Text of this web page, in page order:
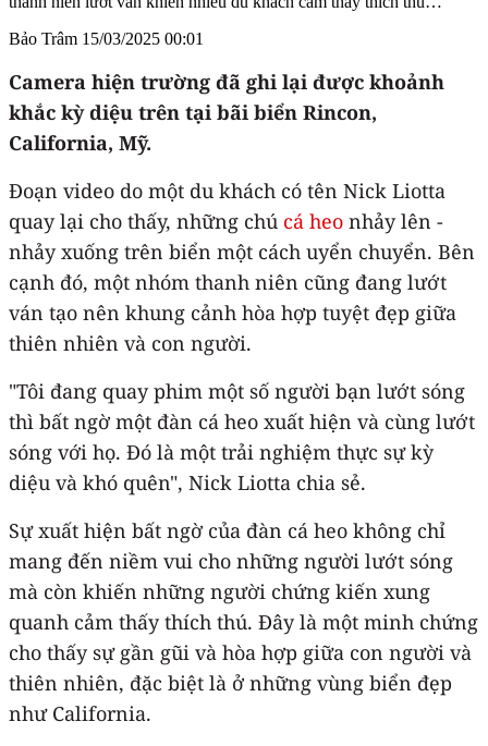
Bảo Trâm 15/03/2025 00:01
Camera hiện trường đã ghi lại được khoảnh
khắc kỳ diệu trên tại bãi biển Rincon,
California, Mỹ.
Đoạn video do một du khách có tên Nick Liotta
quay lại cho thấy, những chú cá heo nhảy lên -
nhảy xuống trên biển một cách uyển chuyển. Bên
cạnh đó, một nhóm thanh niên cũng đang lướt
ván tạo nên khung cảnh hòa hợp tuyệt đẹp giữa
thiên nhiên và con người.
"Tôi đang quay phim một số người bạn lướt sóng
thì bất ngờ một đàn cá heo xuất hiện và cùng lướt
sóng với họ. Đó là một trải nghiệm thực sự kỳ
diệu và khó quên", Nick Liotta chia sẻ.
Sự xuất hiện bất ngờ của đàn cá heo không chỉ
mang đến niềm vui cho những người lướt sóng
mà còn khiến những người chứng kiến xung
quanh cảm thấy thích thú. Đây là một minh chứng
cho thấy sự gần gũi và hòa hợp giữa con người và
thiên nhiên, đặc biệt là ở những vùng biển đẹp
như California.